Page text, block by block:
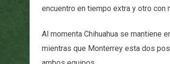
encuentro en tiempo extra y otro con
Al momenta Chihuahua se mantiene
mientras que Monterrey esta dos